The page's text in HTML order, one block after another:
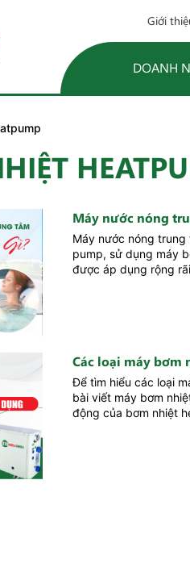
Giới
DOANH
Máy nước nóng
Máy nước nóng
pump, sử dụng máy
được áp dụng rộng
Các loại máy bơm
Để tìm hiểu các loại
bài viết máy bơm
động của bơm nhiệt